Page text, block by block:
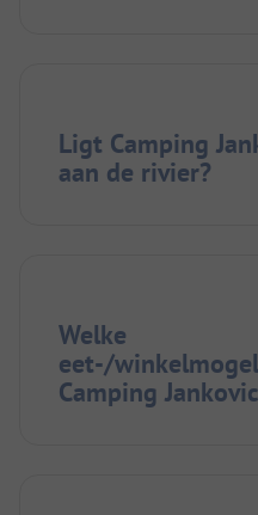
Ligt Camping
aan de rivier?
Welke
eet-/
Camping